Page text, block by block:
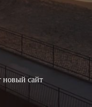
новый сайт